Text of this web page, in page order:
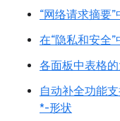
“网络请求摘要
在“隐私和安全
各面板中表格的
自动补全功能
*-形状